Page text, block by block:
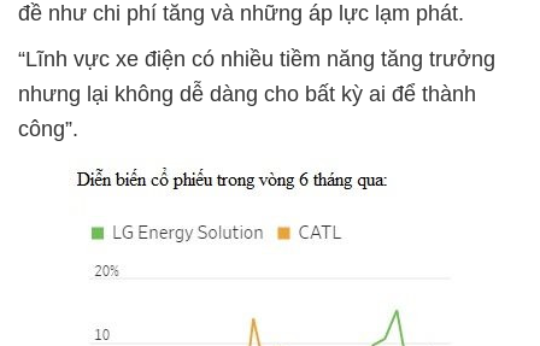
đề như chi phí tăng và những áp lực lạm phát.
“Lĩnh vực xe điện có nhiều tiềm năng tăng trưởng
nhưng lại không dễ dàng cho bất kỳ ai để thành
công”.